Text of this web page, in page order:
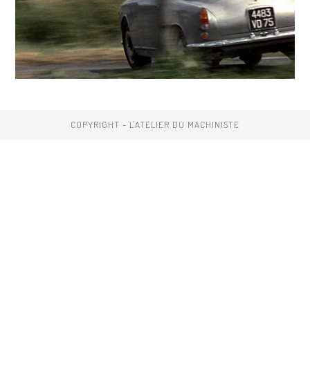
COPYRIGHT - L'ATELIER DU MACHINISTE